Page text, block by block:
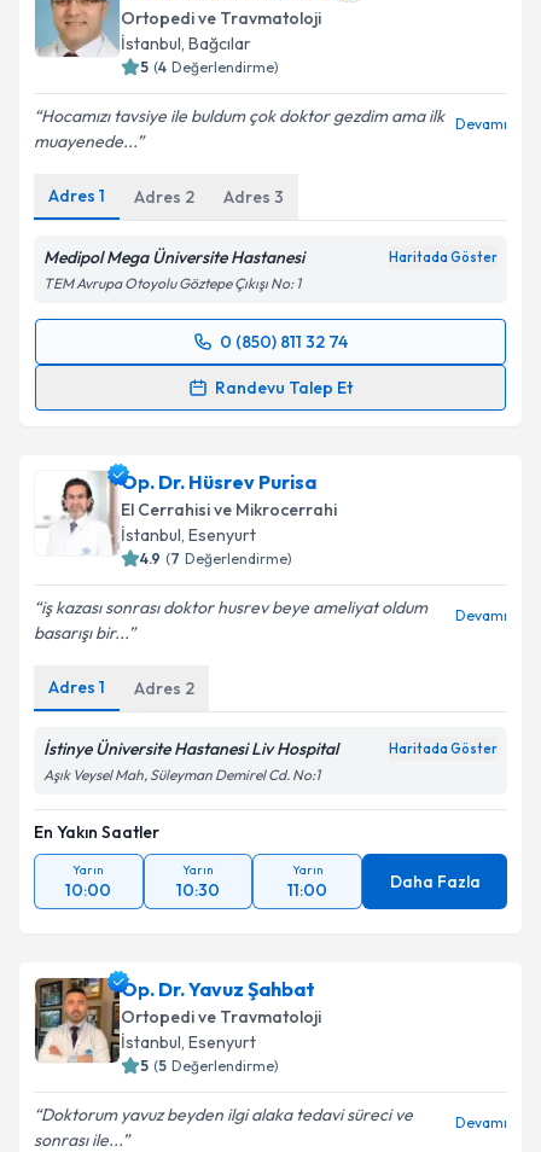
Ortopedi ve Travmatoloji
İstanbul, Bağcılar
5 (4 Değerlendirme)
Hocamızı tavsiye ile buldum çok doktor gezdim ama ilk
muayenede...
Devamı
Adres 1 Adres 2 Adres 3
Medipol Mega Üniversite Hastanesi Haritada Göster
TEM Avrupa Otoyolu Göztepe Çıkışı No: 1
0 (850) 811 32 74
Randevu Talep Et
Randevu Takvimi Talebi
takvim hazırlandığında e-posta ile bilgilendireceğiz.
E-posta Adresiniz
kapsamda işlenmesini kabul ediyorum.
Takvim Talebini Gönder
Op. Dr. Hüsrev Purisa
El Cerrahisi ve Mikrocerrahi
İstanbul, Esenyurt
4.9 (7 Değerlendirme)
iş kazası sonrası doktor husrev beye ameliyat oldum
basarışı bir...
Devamı
Adres 1 Adres 2
İstinye Üniversite Hastanesi Liv Hospital Haritada Göster
Aşık Veysel Mah, Süleyman Demirel Cd. No:1
En Yakın Saatler
Yarın
10:00
Yarın
10:30
Yarın
11:00 Daha Fazla
Op. Dr. Yavuz Şahbat
Ortopedi ve Travmatoloji
İstanbul, Esenyurt
5 (5 Değerlendirme)
Doktorum yavuz beyden ilgi alaka tedavi süreci ve
sonrası ile...
Devamı